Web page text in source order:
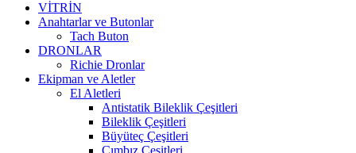
VİTRİN
Anahtarlar ve Butonlar
Tach Buton
DRONLAR
Richie Dronlar
Ekipman ve Aletler
El Aletleri
Antistatik Bileklik Çeşitleri
Bileklik Çeşitleri
Büyüteç Çeşitleri
Cımbız Çeşitleri